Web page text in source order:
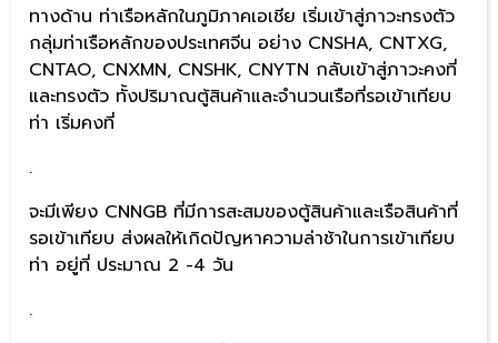
ทางด้าน ท่าเรือหลักในภูมิภาคเอเชีย เริ่มเข้าสู่ภาวะทรงตัว
กลุ่มท่าเรือหลักของประเทศจีน อย่าง CNSHA, CNTXG,
CNTAO, CNXMN, CNSHK, CNYTN กลับเข้าสู่ภาวะคงที่
และทรงตัว ทั้งปริมาณตู้สินค้าและจำนวนเรือที่รอเข้าเทียบ
ท่า เริ่มคงที่
.
จะมีเพียง CNNGB ที่มีการสะสมของตู้สินค้าและเรือสินค้าที่
รอเข้าเทียบ ส่งผลให้เกิดปัญหาความล่าช้าในการเข้าเทียบ
ท่า อยู่ที่ ประมาณ 2 -4 วัน
.